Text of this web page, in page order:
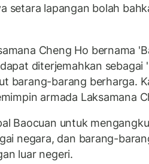
setara lapangan bolah
Cheng Ho bernama
diterjemahkan sebagai
barang-barang berharga.
armada Laksamana
Baocuan untuk
negara, dan barang-
luar negeri.